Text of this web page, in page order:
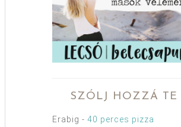
SZÓLJ HOZZÁ TE
Erabig - 40 perces pizza